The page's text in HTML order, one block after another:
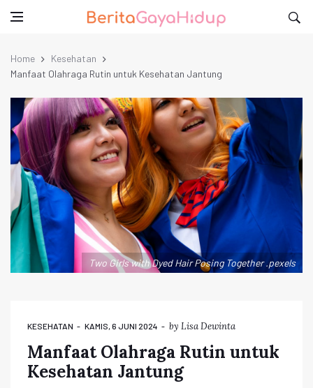
Home
Kesehatan
Manfaat Olahraga Rutin untuk Kesehatan Jantung
Two Girls with Dyed Hair Posing Together .pexels
KESEHATAN KAMIS, 6 JUNI 2024 by Lisa Dewinta
Manfaat Olahraga Rutin untuk
Kesehatan Jantung